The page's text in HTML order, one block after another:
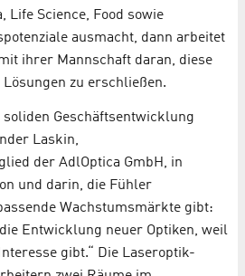
Life Science, Food sowie
ausmacht, dann arbeitet
ihrer Mannschaft daran, diese
zu erschließen.
Geschäftsentwicklung
Laskin,
der AdlOptica GmbH, in
und darin, die Fühler
Wachstumsmärkte gibt:
Entwicklung neuer Optiken, weil
gibt.“ Die Laseroptik-